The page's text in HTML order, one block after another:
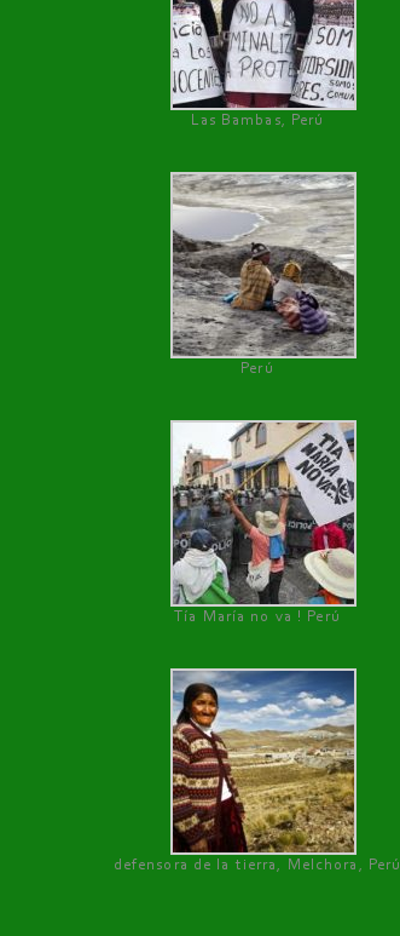
Las Bambas, Perú
Perú
Tía María no va ! Perú
defensora de la tierra, Melchora, Perú